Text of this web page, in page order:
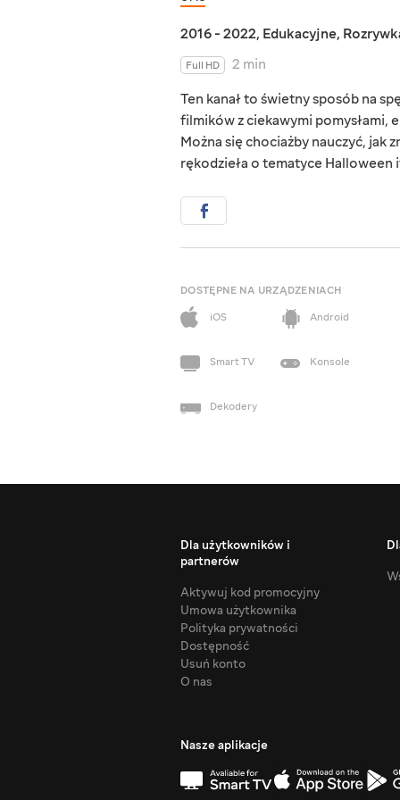
2016 - 2022, Edukacyjne,
Full HD
2 min
Ten kanał to świetny sposób na
filmików z ciekawymi pomysłami,
Można się chociażby nauczyć, jak
rękodzieła o tematyce Halloween
DOSTĘPNE NA URZĄDZENIACH
iOS
Android
Smart TV Konsole
Dekodery
Dla użytkowników i
partnerów
Aktywuj kod promocyjny
Umowa użytkownika
Polityka prywatności
Dostępność
Usuń konto
O nas
Nasze aplikacje